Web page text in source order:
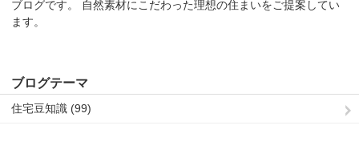
ブログです。 自然素材にこだわった理想の住まいをご提案してい
ます。
ブログテーマ
住宅豆知識 (99)